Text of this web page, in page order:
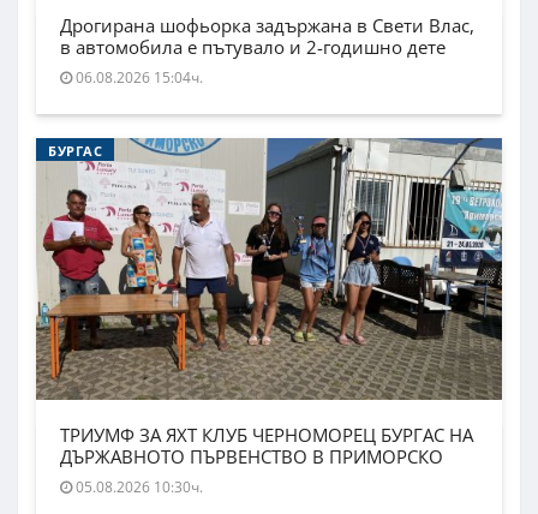
Дрогирана шофьорка задържана в Свети Влас,
в автомобила е пътувало и 2-годишно дете
06.08.2026 15:04ч.
БУРГАС
ТРИУМФ ЗА ЯХТ КЛУБ ЧЕРНОМОРЕЦ БУРГАС НА
ДЪРЖАВНОТО ПЪРВЕНСТВО В ПРИМОРСКО
05.08.2026 10:30ч.